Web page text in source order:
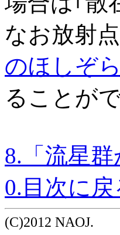
なお放射
のほしぞ
ることが
8.「流星
0.目次に戻
(C)2012 NAOJ.